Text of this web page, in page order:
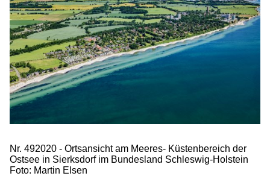
Nr. 492020 - Ortsansicht am Meeres- Küstenbereich der
Ostsee in Sierksdorf im Bundesland Schleswig-Holstein
Foto: Martin Elsen